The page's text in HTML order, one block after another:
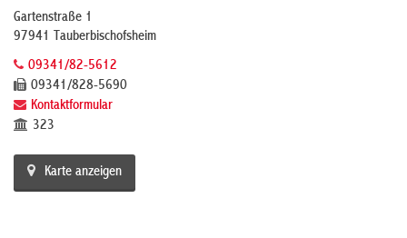
Gartenstraße 1
97941 Tauberbischofsheim
09341/82-5612
09341/828-5690
Kontaktformular
323
Karte anzeigen